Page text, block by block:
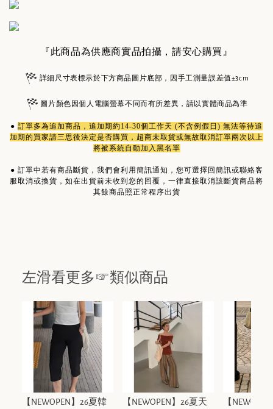
『此商品為供應商實品拍攝，請安心購買』
詳細尺寸表標示於下方商品圖片底部，因手工測量誤差值±3cm
圖片顏色因個人電腦螢幕不同而有所差異，請以實體商品為準
● 訂單多為追加商品 ，追加期約14-30個工作天 (不含例假日) 無法等待追
加期的買家請三思後決定是否購買，超商未取貨或無故取消訂單兩次以上
將被系統自動加入黑名單
● 訂單中若有商品斷貨，我們會利用簡訊通知，您可選擇回簡訊或聯絡客
服取消或換貨，如在出貨前未收到您的回覆，一律直接取消該斷貨商品將
其餘商品照正常程序出貨
左滑看更多☞類似商品
【NEWOPEN】26夏韓
【NEWOPEN】26夏天
【